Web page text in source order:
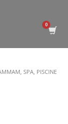
SPA, PISCINE